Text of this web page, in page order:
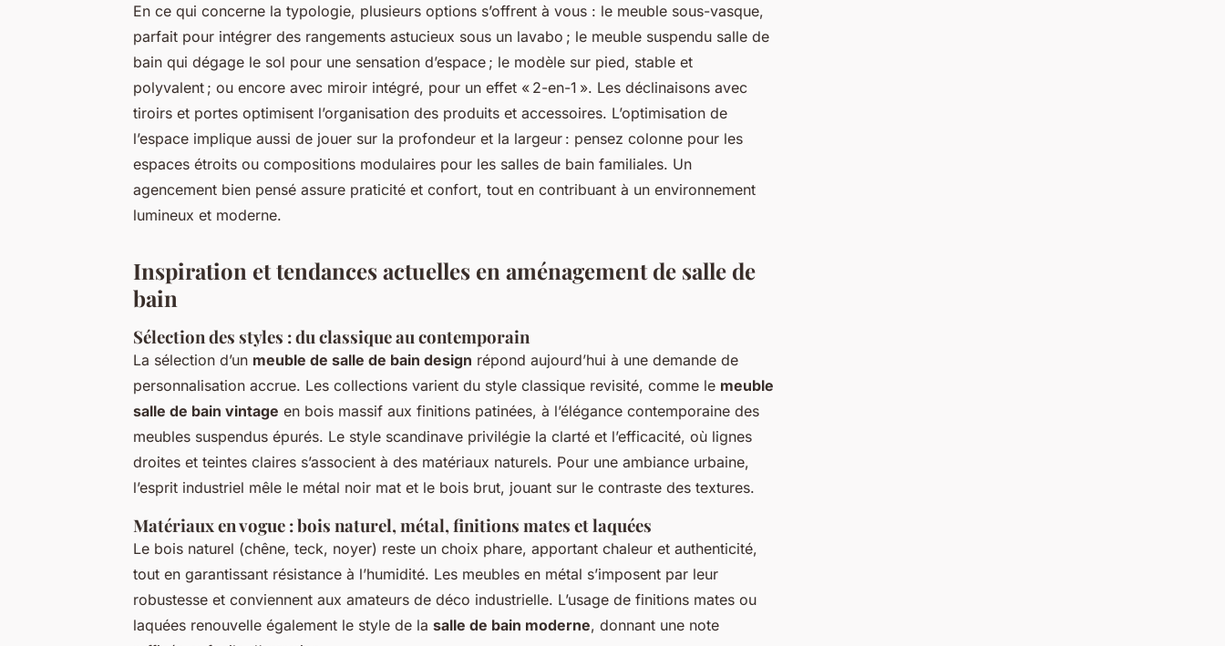
En ce qui concerne la typologie, plusieurs options s’offrent à vous : le meuble sous-vasque,
parfait pour intégrer des rangements astucieux sous un lavabo ; le meuble suspendu salle de
bain qui dégage le sol pour une sensation d’espace ; le modèle sur pied, stable et
polyvalent ; ou encore avec miroir intégré, pour un effet « 2-en-1 ». Les déclinaisons avec
tiroirs et portes optimisent l’organisation des produits et accessoires. L’optimisation de
l’espace implique aussi de jouer sur la profondeur et la largeur : pensez colonne pour les
espaces étroits ou compositions modulaires pour les salles de bain familiales. Un
agencement bien pensé assure praticité et confort, tout en contribuant à un environnement
lumineux et moderne.
Inspiration et tendances actuelles en aménagement de salle de
bain
Sélection des styles : du classique au contemporain
La sélection d’un meuble de salle de bain design répond aujourd’hui à une demande de
personnalisation accrue. Les collections varient du style classique revisité, comme le meuble
salle de bain vintage en bois massif aux finitions patinées, à l’élégance contemporaine des
meubles suspendus épurés. Le style scandinave privilégie la clarté et l’efficacité, où lignes
droites et teintes claires s’associent à des matériaux naturels. Pour une ambiance urbaine,
l’esprit industriel mêle le métal noir mat et le bois brut, jouant sur le contraste des textures.
Matériaux en vogue : bois naturel, métal, finitions mates et laquées
Le bois naturel (chêne, teck, noyer) reste un choix phare, apportant chaleur et authenticité,
tout en garantissant résistance à l’humidité. Les meubles en métal s’imposent par leur
robustesse et conviennent aux amateurs de déco industrielle. L’usage de finitions mates ou
laquées renouvelle également le style de la salle de bain moderne, donnant une note